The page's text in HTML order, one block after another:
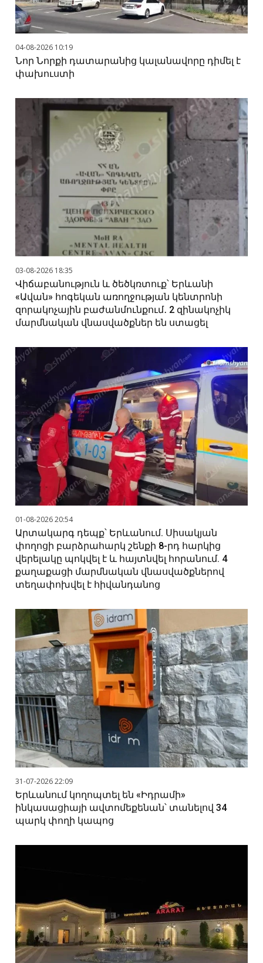
04-08-2026 10:19
Նոր Նորքի դատարանից կալանավորը դիմել է
փախուստի
03-08-2026 18:35
Վիճաբանություն և ծեծկռտուք՝ Երևանի
«Ավան» հոգեկան առողջության կենտրոնի
զորակոչային բաժանմունքում․ 2 զինակոչիկ
մարմնական վնասվածքներ են ստացել
01-08-2026 20:54
Արտակարգ դեպք՝ Երևանում. Սիսակյան
փողոցի բարձրահարկ շենքի 8-րդ հարկից
վերելակը պոկվել է և հայտնվել հորանում. 4
քաղաքացի մարմնական վնասվածքներով
տեղափոխվել է հիվանդանոց
31-07-2026 22:09
Երևանում կողոպտել են «Իդրամի»
ինկասացիայի ավտոմեքենան՝ տանելով 34
պարկ փողի կապոց